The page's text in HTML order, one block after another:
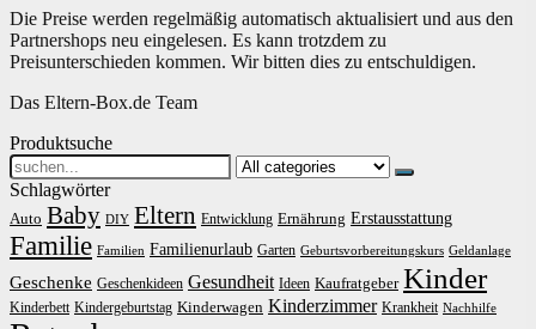
Die Preise werden regelmäßig automatisch aktualisiert und aus den
Partnershops neu eingelesen. Es kann trotzdem zu
Preisunterschieden kommen. Wir bitten dies zu entschuldigen.
Das Eltern-Box.de Team
Produktsuche
Search
for:
Schlagwörter
Auto Baby DIY Eltern Entwicklung Ernährung Erstausstattung
Familie Familien Familienurlaub Garten Geburtsvorbereitungskurs Geldanlage
Geschenke Geschenkideen Gesundheit Ideen Kaufratgeber Kinder
Kinderbett Kindergeburtstag Kinderwagen Kinderzimmer Krankheit Nachhilfe